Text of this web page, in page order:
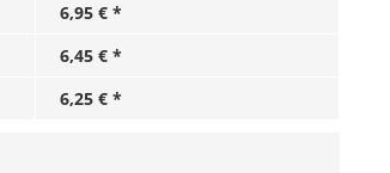
6,95 € *
6,45 € *
6,25 € *